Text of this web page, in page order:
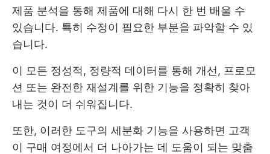
제품 분석을 통해 제품에 대해 다시 한 번 배울 수
있습니다. 특히 수정이 필요한 부분을 파악할 수 있
습니다.
이 모든 정성적, 정량적 데이터를 통해 개선, 프로모
션 또는 완전한 재설계를 위한 기능을 정확히 찾아
내는 것이 더 쉬워집니다.
또한, 이러한 도구의 세분화 기능을 사용하면 고객
이 구매 여정에서 더 나아가는 데 도움이 되는 맞춤